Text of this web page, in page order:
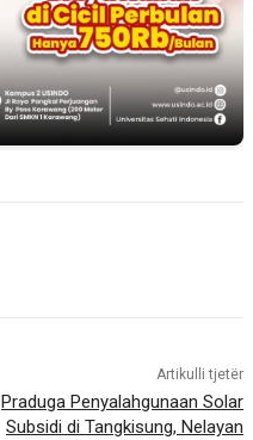
Artikulli tjetër
Praduga Penyalahgunaan Solar
Subsidi di Tangkisung, Nelayan